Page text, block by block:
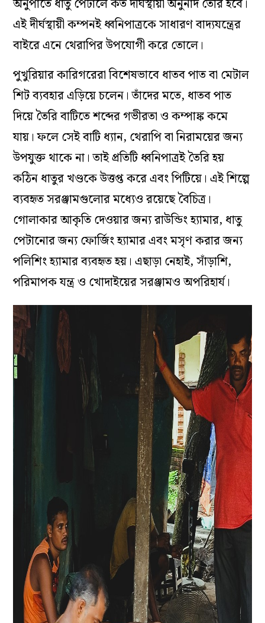
অনুপাতে ধাতু পেটালে কত দীর্ঘস্থায়ী অনুনাদ তৈরি হবে।
এই দীর্ঘস্থায়ী কম্পনই ধ্বনিপাত্রকে সাধারণ বাদ্যযন্ত্রের
বাইরে এনে থেরাপির উপযোগী করে তোলে।
পুখুরিয়ার কারিগরেরা বিশেষভাবে ধাতব পাত বা মেটাল
শিট ব্যবহার এড়িয়ে চলেন। তাঁদের মতে, ধাতব পাত
দিয়ে তৈরি বাটিতে শব্দের গভীরতা ও কম্পাঙ্ক কমে
যায়। ফলে সেই বাটি ধ্যান, থেরাপি বা নিরাময়ের জন্য
উপযুক্ত থাকে না। তাই প্রতিটি ধ্বনিপাত্রই তৈরি হয়
কঠিন ধাতুর খণ্ডকে উত্তপ্ত করে এবং পিটিয়ে। এই শিল্পে
ব্যবহৃত সরঞ্জামগুলোর মধ্যেও রয়েছে বৈচিত্র।
গোলাকার আকৃতি দেওয়ার জন্য রাউন্ডিং হ্যামার, ধাতু
পেটানোর জন্য ফোর্জিং হ্যামার এবং মসৃণ করার জন্য
পলিশিং হ্যামার ব্যবহৃত হয়। এছাড়া নেহাই, সাঁড়াশি,
পরিমাপক যন্ত্র ও খোদাইয়ের সরঞ্জামও অপরিহার্য।